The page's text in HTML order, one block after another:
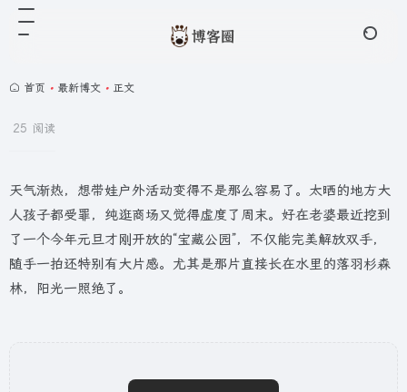
首页 • 最新博文 • 正文
25 阅读
天气渐热，想带娃户外活动变得不是那么容易了。太晒的地方大
人孩子都受罪，纯逛商场又觉得虚度了周末。好在老婆最近挖到
了一个今年元旦才刚开放的“宝藏公园”，不仅能完美解放双手，
随手一拍还特别有大片感。尤其是那片直接长在水里的落羽杉森
林，阳光一照绝了。